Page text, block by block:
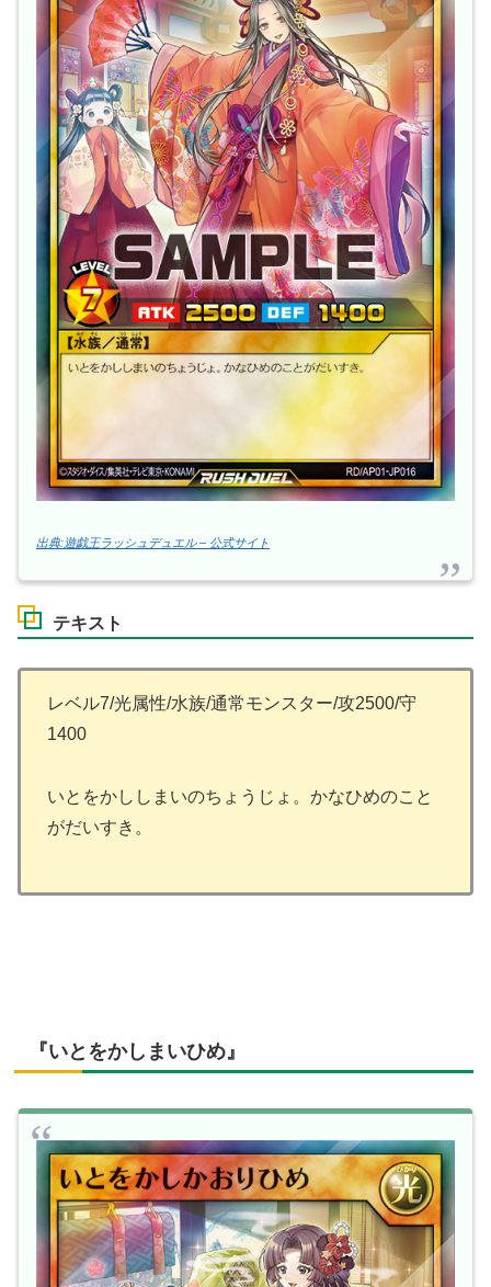
出典:遊戯王ラッシュデュエル – 公式サイト
テキスト
レベル7/光属性/水族/通常モンスター/攻2500/守
1400
いとをかししまいのちょうじょ。かなひめのこと
がだいすき。
『いとをかしまいひめ』